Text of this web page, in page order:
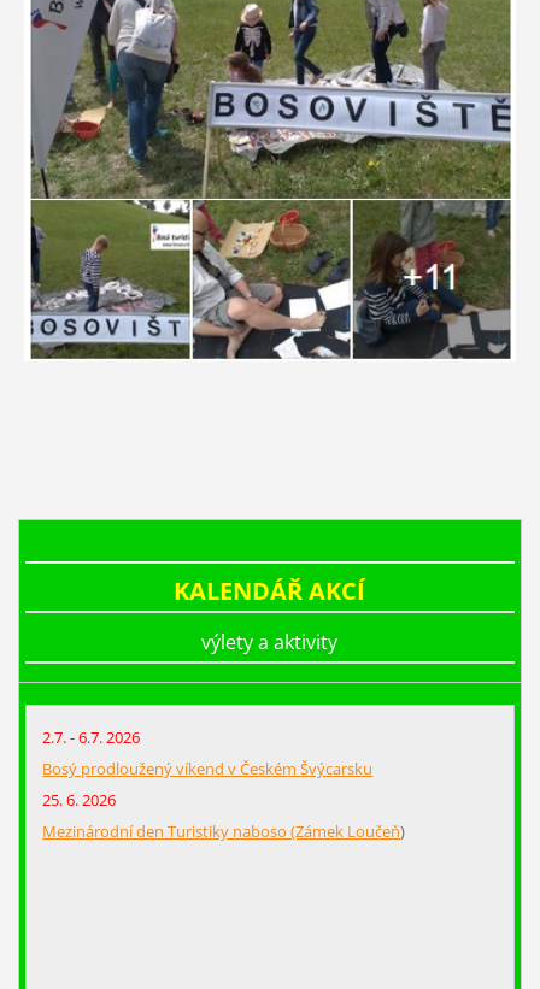
KALENDÁŘ AKCÍ
výlety a aktivity
2.7. - 6.7. 2026
Bosý prodloužený víkend v Českém Švýcarsku
25. 6. 2026
Mezinárodní den Turistiky naboso (Zámek Loučeň)